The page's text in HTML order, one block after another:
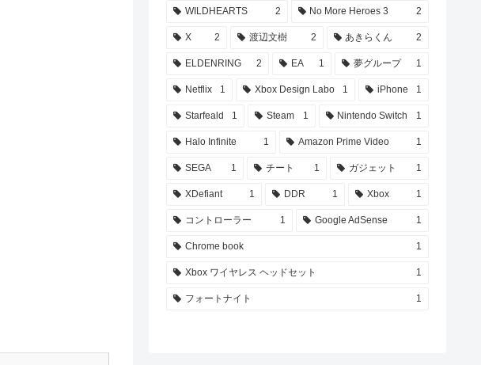
WILDHEARTS 2 No More Heroes 3 2
X 2 渡辺文樹 2 あきらくん 2
ELDENRING 2 EA 1 夢グループ 1
Netflix 1 Xbox Design Labo 1 iPhone 1
Starfeald 1 Steam 1 Nintendo Switch 1
Halo Infinite 1 Amazon Prime Video 1
SEGA 1 チート 1 ガジェット 1
XDefiant 1 DDR 1 Xbox 1
コントローラー 1 Google AdSense 1
Chrome book 1
Xbox ワイヤレス ヘッドセット 1
フォートナイト 1